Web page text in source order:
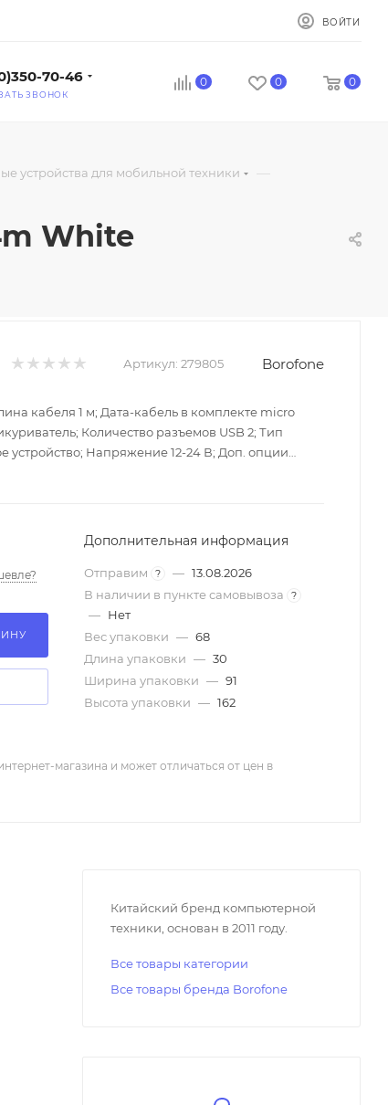
ВОЙТИ
70-46
ЗВОНОК
0 0 0
устройства для мобильной техники —
White
Артикул: 279805 Borofone
кабеля 1 м; Дата-кабель в комплекте micro
Количество разъемов USB 2; Тип
устройство; Напряжение 12-24 В; Доп. опции
Максимальный выходной ток 2.4 A; Страна
Дополнительная информация
Отправим ? — 13.08.2026
В наличии в пункте самовывоза
?
— Нет
Вес упаковки — 68
Длина упаковки — 30
Ширина упаковки — 91
Высота упаковки — 162
магазина и может отличаться от цен в
Китайский бренд компьютерной
техники, основан в 2011 году.
Все товары категории
Все товары бренда Borofone